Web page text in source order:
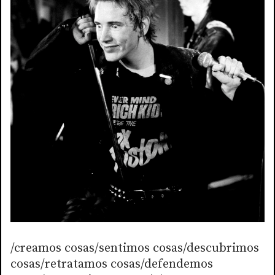
/creamos cosas/sentimos cosas/descubrimos
cosas/retratamos cosas/defendemos